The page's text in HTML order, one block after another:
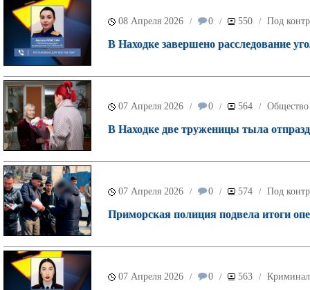
08 Апреля 2026 / 0 / 550 / Под
В Находке завершено расследование
07 Апреля 2026 / 0 / 564 / Общество
В Находке две труженицы тыла
07 Апреля 2026 / 0 / 574 / Под
Приморская полиция подвела итоги
07 Апреля 2026 / 0 / 563 / Криминал